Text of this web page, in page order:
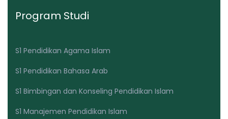
Program Studi
S1 Pendidikan Agama Islam
S1 Pendidikan Bahasa Arab
S1 Bimbingan dan Konseling Pendidikan Islam
S1 Manajemen Pendidikan Islam